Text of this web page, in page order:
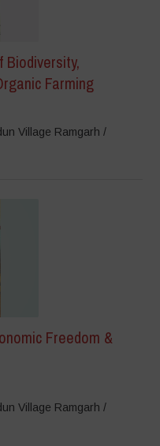
Biodiversity,
Farming
Village Ramgarh /
Freedom &
Village Ramgarh /